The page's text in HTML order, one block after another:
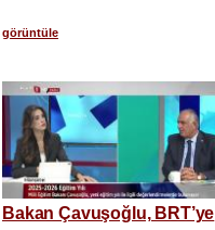
görüntüle
Bakan Çavuşoğlu, BRT’ye